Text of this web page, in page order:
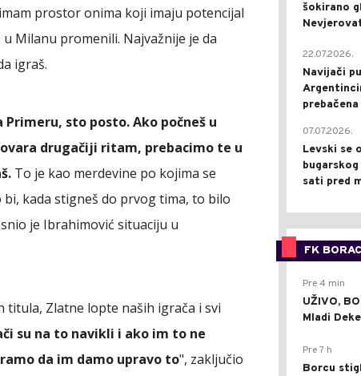
prostor onima koji imaju potencijal
Milanu promenili. Najvažnije je da
igraš.
sto posto. Ako počneš u
drugačiji ritam, prebacimo te u
To je kao merdevine po kojima se
kada stigneš do prvog tima, to bilo
je Ibrahimović situaciju u
titula, Zlatne lopte naših igrača i svi
su na to navikli i ako im to ne
da im damo upravo to", zaključio
šokirano
22.07.2026.
Navijači
07.07.2026.
Levski se
sati pred
FK BORAC
Pre 4 min
UŽIVO,
Mladi
Pre 7 h
Borcu